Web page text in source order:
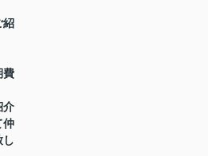
紹
費
介
仲
し